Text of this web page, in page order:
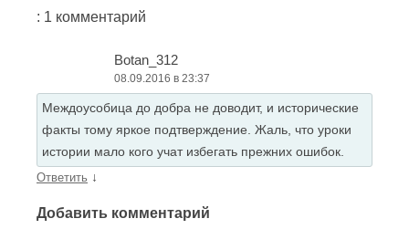
: 1 комментарий
Botan_312
08.09.2016 в 23:37
Междоусобица до добра не доводит, и исторические
факты тому яркое подтверждение. Жаль, что уроки
истории мало кого учат избегать прежних ошибок.
Ответить ↓
Добавить комментарий